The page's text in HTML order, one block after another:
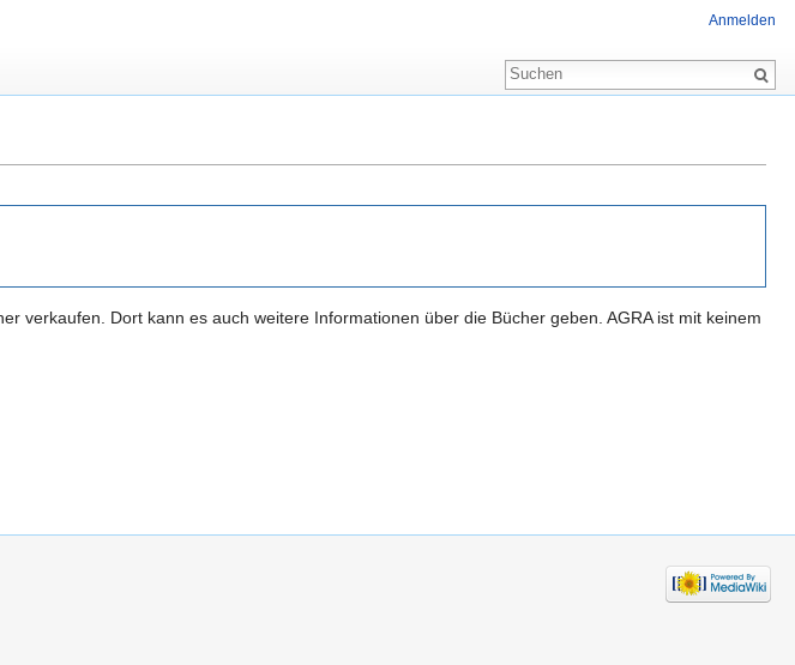
verkaufen. Dort kann es auch weitere Informationen über die Bücher geben. AGRA ist mit keinem
Anmelden